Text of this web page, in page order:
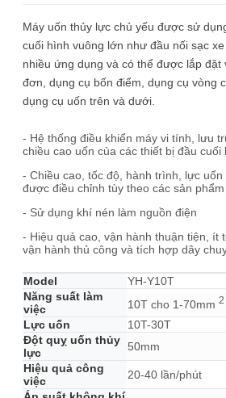
Máy uốn thủy lực chủ yếu được sử
cuối hình vuông lớn như đầu nối sạc
nhiều ứng dụng và có thể được lắp
đơn, dụng cụ bốn điểm, dụng cụ vòng
dụng cụ uốn trên và dưới.
- Hệ thống điều khiển máy vi tính, lưu
chiều cao uốn của các thiết bị đầu cuối
- Chiều cao, tốc độ, hành trình, lực
được điều chỉnh tùy theo các sản
- Sử dụng khí nén làm nguồn điện
- Hiệu quả cao, vận hành thuận tiện, ít
vận hành thủ công và tích hợp dây
Model
YH-Y10T
Năng suất làm
việc
10T cho 1-70mm 2
Lực uốn
10T-30T
Đột quỵ uốn thủy
lực
50mm
Hiệu quả công
việc
20-40 lần/phút